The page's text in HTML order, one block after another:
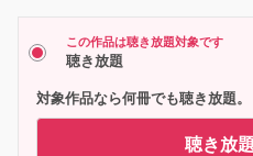
この作品は聴き放題対象です
聴き放題
対象作品なら何冊でも聴き放題。
聴き放